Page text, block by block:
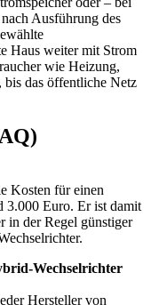
Ausführung des
Haus weiter mit Strom
wie Heizung,
das öffentliche Netz
Kosten für einen
3.000 Euro. Er ist damit
in der Regel günstiger
Wechselrichter
Hersteller von